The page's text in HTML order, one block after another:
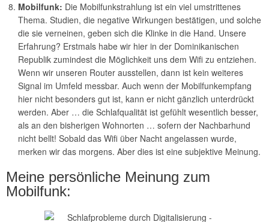
Mobilfunk: Die Mobilfunkstrahlung ist ein viel umstrittenes
Thema. Studien, die negative Wirkungen bestätigen, und solche
die sie verneinen, geben sich die Klinke in die Hand. Unsere
Erfahrung? Erstmals habe wir hier in der Dominikanischen
Republik zumindest die Möglichkeit uns dem Wifi zu entziehen.
Wenn wir unseren Router ausstellen, dann ist kein weiteres
Signal im Umfeld messbar. Auch wenn der Mobilfunkempfang
hier nicht besonders gut ist, kann er nicht gänzlich unterdrückt
werden. Aber … die Schlafqualität ist gefühlt wesentlich besser,
als an den bisherigen Wohnorten … sofern der Nachbarhund
nicht bellt! Sobald das Wifi über Nacht angelassen wurde,
merken wir das morgens. Aber dies ist eine subjektive Meinung.
Meine persönliche Meinung zum
Mobilfunk: